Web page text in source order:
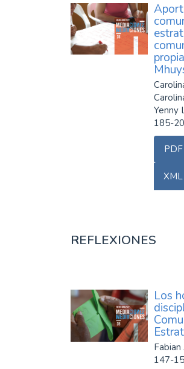
Yenny
185-
PDF
XML
REFLEXIONES
Los
147-